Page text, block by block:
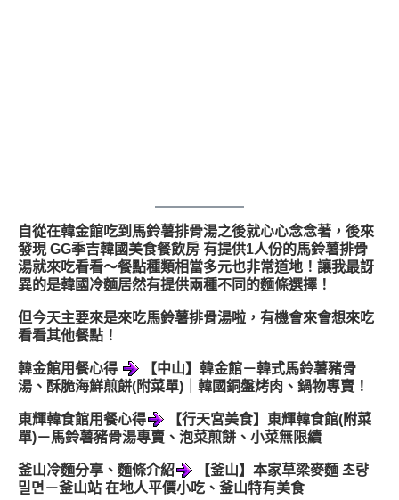
自從在韓金館吃到馬鈴薯排骨湯之後就心心念念著，後來
發現 GG季吉韓國美食餐飲房 有提供1人份的馬鈴薯排骨
湯就來吃看看～餐點種類相當多元也非常道地！讓我最訝
異的是韓國冷麵居然有提供兩種不同的麵條選擇！
但今天主要來是來吃馬鈴薯排骨湯啦，有機會來會想來吃
看看其他餐點！
韓金館用餐心得
【中山】韓金館－韓式馬鈴薯豬骨
湯、酥脆海鮮煎餅(附菜單)｜韓國銅盤烤肉、鍋物專賣！
東輝韓食館用餐心得
【行天宮美食】東輝韓食館(附菜
單)－馬鈴薯豬骨湯專賣、泡菜煎餅、小菜無限續
釜山冷麵分享、麵條介紹
【釜山】本家草梁麥麵 초량
밀면－釜山站 在地人平價小吃、釜山特有美食